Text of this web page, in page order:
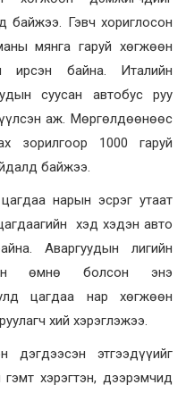
байжээ. Гэвч хориглосон
мянга гаруй хөгжөөн
ирсэн байна. Италийн
суусан автобус руу
аж. Мөргөлдөөнөөс
зорилгоор 1000 гаруй
байжээ.
нарын эсрэг утаат
хэд хэдэн авто
Аваргуудын лигийн
өмнө болсон энэ
цагдаа нар хөгжөөн
хий хэрэглэжээ.
дэгдээсэн этгээдүүийг
хэрэгтэн, дээрэмчид